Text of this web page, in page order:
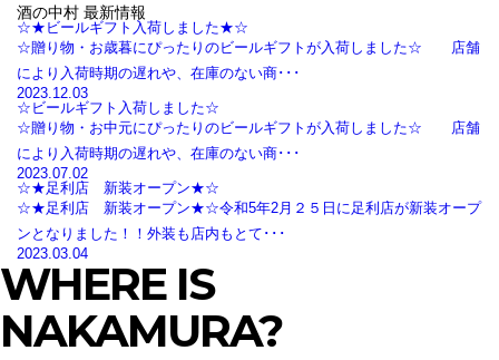
酒の中村 最新情報
☆★ビールギフト入荷しました★☆
☆贈り物・お歳暮にぴったりのビールギフトが入荷しました☆ 店舗
により入荷時期の遅れや、在庫のない商･･･
2023.12.03
☆ビールギフト入荷しました☆
☆贈り物・お中元にぴったりのビールギフトが入荷しました☆ 店舗
により入荷時期の遅れや、在庫のない商･･･
2023.07.02
☆★足利店 新装オープン★☆
☆★足利店 新装オープン★☆令和5年2月２５日に足利店が新装オープ
ンとなりました！！外装も店内もとて･･･
2023.03.04
WHERE IS
NAKAMURA?